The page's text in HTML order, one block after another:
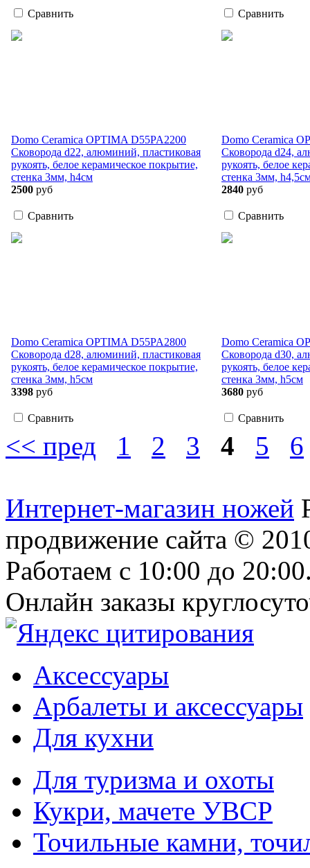
Сравнить Сравнить
Domo Ceramica OPTIMA D55PA2200
Сковорода d22, алюминий, пластиковая
рукоять, белое керамическое покрытие,
стенка 3мм, h4см
2500 руб
Сравнить
Domo Ceramica
Сковорода d24,
рукоять, белое
стенка 3мм,
2840 руб
Сравнить
Domo Ceramica OPTIMA D55PA2800
Сковорода d28, алюминий, пластиковая
рукоять, белое керамическое покрытие,
стенка 3мм, h5см
3398 руб
Сравнить
Domo Ceramica
Сковорода d30,
рукоять, белое
стенка 3мм, h5см
3680 руб
Сравнить
<< пред 1 2 3 4 5 6
Интернет-магазин ножей
продвижение сайта ©
Работаем с 10:00 до
Онлайн заказы
Аксессуары
Арбалеты и аксессуары
Для кухни
Для туризма и охоты
Кукри, мачете УВСР
Точильные камни,